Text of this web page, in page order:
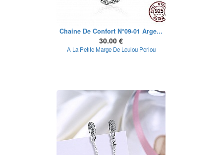
Chaine De Confort N°09-01 Arge...
30.00 €
A La Petite Marge De Loulou Perlou